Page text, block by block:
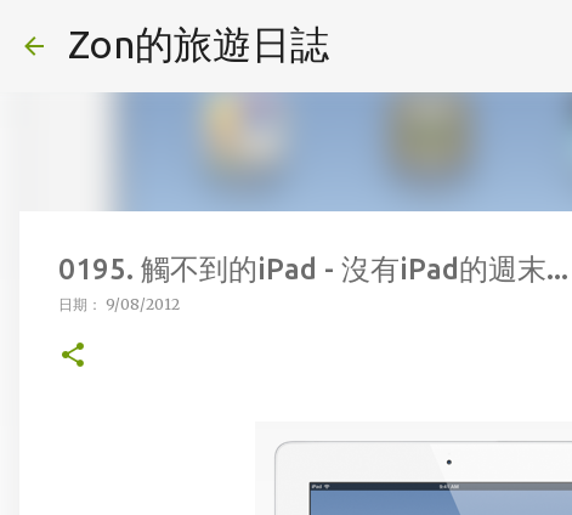
Zon的旅遊日誌
0195. 觸不到的iPad - 沒有iPad的週末...
日期： 9/08/2012